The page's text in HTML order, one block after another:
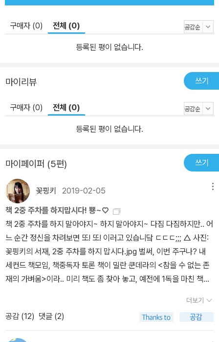
지 못하는 경우(일러두기 참조) 영역본을 이용할 수 있게 하였다.) 셋
째는 독자들에 대한 책임의 문제로서, 오역/중역/축약이 없는 정본을
만들기 위해서이다. 사르트르의 『문학이란 무엇인가』의 경우 문예출
판사의 판본은 200쪽에 불과하다. 이는 제4부를 생략했기 때문이다.
다. 그렇지만 위에서 말했다시피, 오늘의 독자 상황이 변화했다면 번
역 역시 바뀌어야 한다는 점에서 완역본을 선보여야 한다. 이러한 뜻
은 그간 발간된 D.H.로렌스의 작품(『아들과 연인』, 『채털리 부인의
연인』)과 피츠제럴드의 『위대한 개츠비』 출간 시 결정판 텍스트를 바
탕으로 완역한 데서도 찾아볼 수 있다. ◆ 편집 원칙은 김우창, 유종
학을 번역하여 소개하는 데 온 힘을 쏟아온 최고의 번역진이 작업에
참여한 문학전집이다. 동시에 많은 젊은 연구자들이 번역 및 기획에
참여하였다. 선정 및 편집 기준은 다음과 같다. 1. 영미 또는 유럽 문학
권 일변도의 작품 선정을 지양하여 기존의 의 목록과는 차별성을 꾀
한다. 특히 지금까지 나와 있는 에서 상대적으로 소홀히 취급되었던
스페인, 중남미(아르헨티나, 칠레, 콜롬비아, 멕시코), 일본, 이탈리
아, 이스라엘, 체크 등 세계 문학의 다양한 대표작들을 적극 소개한다.
2. 현대 작가 가운데 여러 나라에서 소개되어 이미 검증과 함께 호평
받은 작가의 작품을 시의성을 살려 소개한다. 3. 중역을 피하고 전공
자가 해당 언어로 완역한다.
구매자 (0) 전체 (0)
등록된 평이 없습니다.
마이리뷰 쓰기
구매자 (0) 전체 (0)
등록된 평이 없습니다.
마이페이퍼 (5편) 쓰기
꽃핑키 2019-02-05
책 2중 주차를 하지맙시다! 뿅~♡
책 2중 주차를 하지 말아야지~ 하지 말아야지~ 다짐 다짐하지만.. 어
느 순간 정신을 차려보면 또! 또! 이러고 있습니닼 ㄷㄷㄷ;;; △ 사진:
꽃핑키의 서재, 2중 주차를 하지 맙시다.jpg 벌써, 이번 주구나? 내
세컨드 책모임, 책중독자 토론 책이 밀란 쿤데라의 <참을 수 없는 존
재의 가벼움>이라.. 미리 책도 좀 찾아 놓고, 예전에 1독을 마친 책이
ㅠㅠ 아는 분은 이미 아시겠지만 ㅋㅋㅋㅋㅋㅋㅋㅋ 원래 꽃핑키의
서재_ 민음사 세계문학 전집 칸은 이렇게 깔끔했더랬죠.. ㅎㅎㅎㅎ
△ 사진 : [꽃핑키의 서재] 민음사 세계문학 전집 300권 시리즈.jpg
더보기
공감 (12) 댓글 (2)